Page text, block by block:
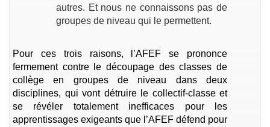
autres. Et nous ne connaissons pas de
groupes de niveau qui le permettent.
Pour ces trois raisons, l’AFEF se prononce
fermement contre le découpage des classes de
collège en groupes de niveau dans deux
disciplines, qui vont détruire le collectif-classe et
se révéler totalement inefficaces pour les
apprentissages exigeants que l’AFEF défend pour